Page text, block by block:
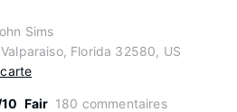
Sims
Florida 32580, US
Fair 180 commentaires